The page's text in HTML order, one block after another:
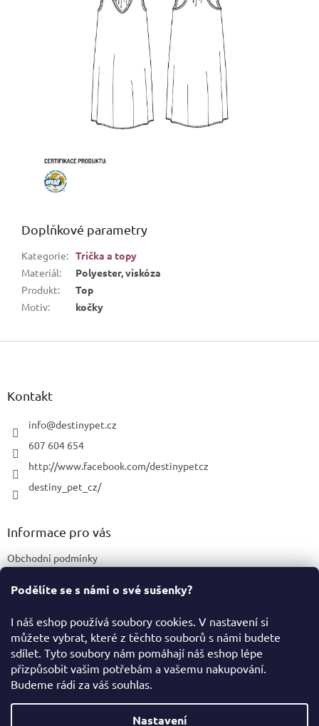
Podělíte se s námi o své sušenky?
I náš eshop používá soubory cookies. V nastavení si
můžete vybrat, které z těchto souborů s námi budete
sdílet. Tyto soubory nám pomáhají náš eshop lépe
přizpůsobit vašim potřebám a vašemu nakupování.
Budeme rádi za váš souhlas.
Nastavení
Doplňkové parametry
Kategorie: Trička a topy
Materiál:
Polyester, viskóza
Produkt:
Top
Motiv: kočky
Z
Kontakt
info@destinypet.cz
607 604 654
http://www.facebook.com/destinypetcz
destiny_pet_cz/
Informace pro vás
Obchodní podmínky
Certifikace a označení produktů
Facebook